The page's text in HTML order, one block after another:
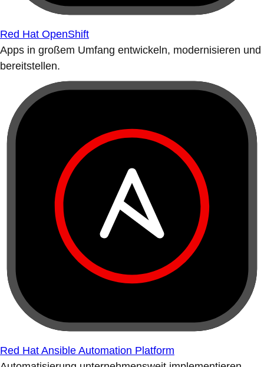
Red Hat OpenShift
Apps in großem Umfang entwickeln, modernisieren und
bereitstellen.
Red Hat Ansible Automation Platform